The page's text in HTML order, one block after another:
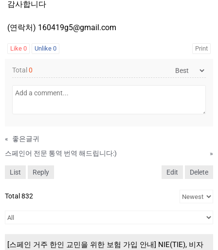
감사합니다
(연락처) 160419g5@gmail.com
Like 0 Unlike 0 Print
Total 0
«
좋은글귀
스페인어 전문 통역 번역 해드립니다:)
»
List Reply Edit Delete
Total 832
[스페인 거주 한인 교민을 위한 보험 가입 안내] NIE(TIE), 비자